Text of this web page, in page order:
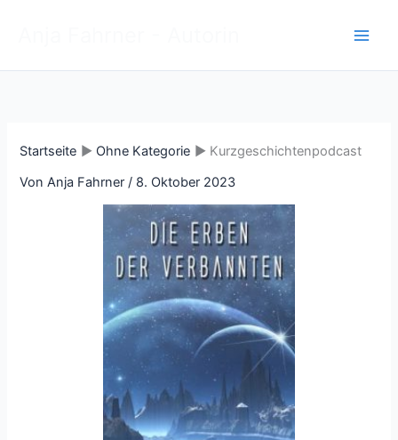
Startseite Ohne Kategorie
Kurzgeschichtenpodcast
VonAnja Fahrner/ 8. Oktober 2023